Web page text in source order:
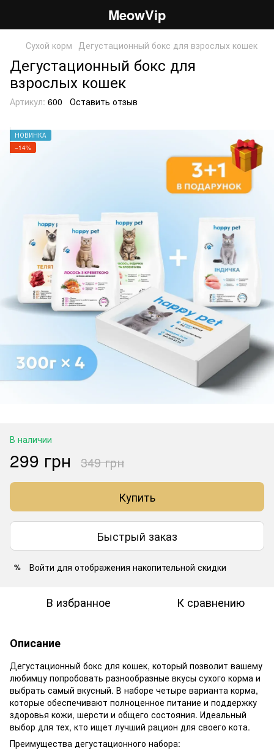
MeowVip
Сухой корм Дегустационный бокс для взрослых кошек
Дегустационный бокс для
взрослых кошек
Артикул: 600 Оставить отзыв
НОВИНКА
−14%
В наличии
299 грн 349 грн
Купить
Быстрый заказ
% Войти для отображения накопительной скидки
В избранное К сравнению
Описание
Дегустационный бокс для кошек, который позволит вашему
любимцу попробовать разнообразные вкусы сухого корма и
выбрать самый вкусный. В наборе четыре варианта корма,
которые обеспечивают полноценное питание и поддержку
здоровья кожи, шерсти и общего состояния. Идеальный
выбор для тех, кто ищет лучший рацион для своего кота.
Преимущества дегустационного набора: